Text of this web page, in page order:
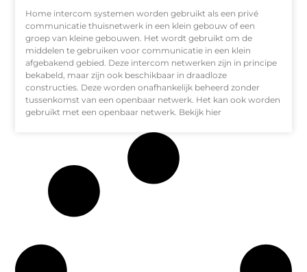
Home intercom systemen worden gebruikt als een privé
communicatie thuisnetwerk in een klein gebouw of een
groep van kleine gebouwen. Het wordt gebruikt om de
middelen te gebruiken voor communicatie in een klein
afgebakend gebied. Deze intercom netwerken zijn in principe
bekabeld, maar zijn ook beschikbaar in draadloze
constructies. Deze worden onafhankelijk beheerd zonder
tussenkomst van een openbaar netwerk. Het kan ook worden
gebruikt met een openbaar netwerk. Bekijk hier